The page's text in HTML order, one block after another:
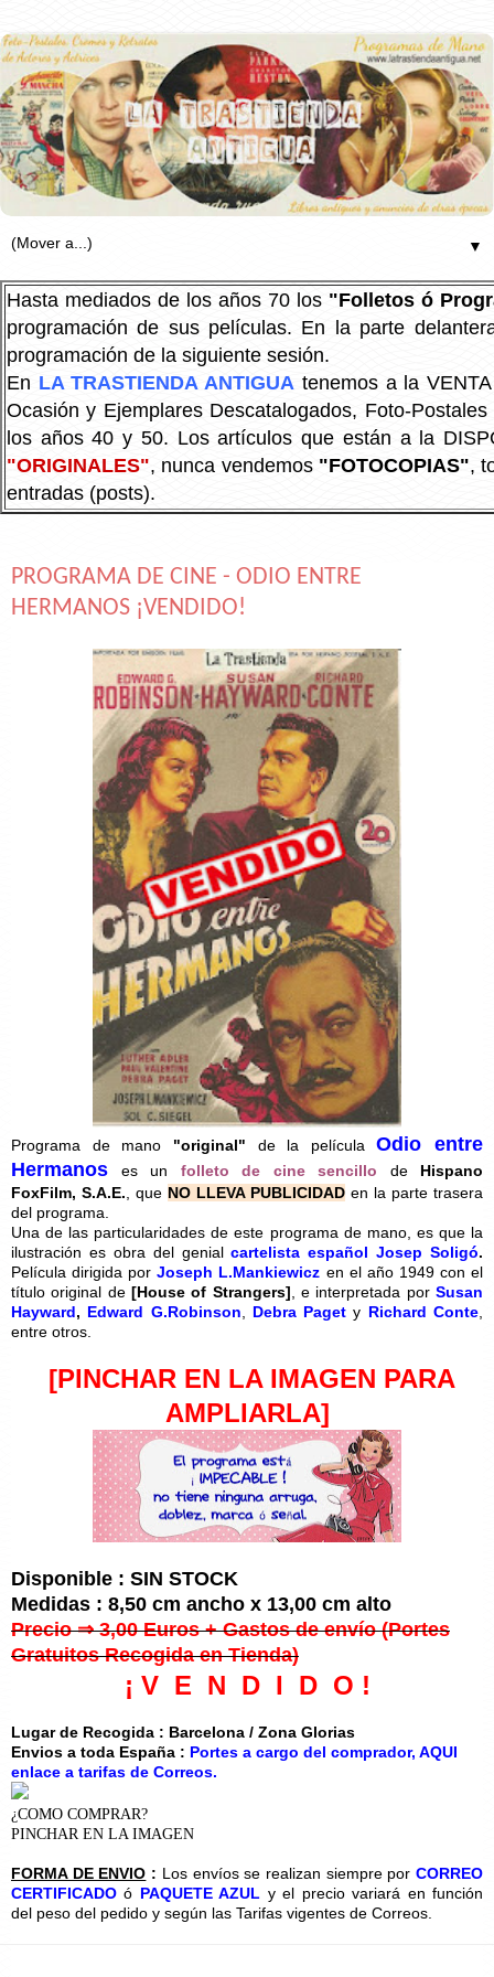
▼
Hasta mediados de los años 70 los "Folletos ó
programación de sus películas. En la parte
programación de la siguiente sesión.
En LA TRASTIENDA ANTIGUA tenemos a la
Ocasión y Ejemplares Descatalogados, Foto-
los años 40 y 50. Los artículos que están a la
"ORIGINALES", nunca vendemos "FOTOCOPIAS",
entradas (posts).
PROGRAMA DE CINE - ODIO ENTRE
HERMANOS ¡VENDIDO!
Programa de mano "original" de la películaOdio entre
Hermanos es un folleto de cine sencillo de Hispano
FoxFilm, S.A.E. , que NO LLEVA PUBLICIDAD en la parte trasera
del programa.
Una de las particularidades de este programa de mano, es que la
ilustración es obra del genialcartelista español Josep Soligó.
Película dirigida porJoseph L.Mankiewicz en el año 1949 con el
título original de [House of Strangers] , e interpretada porSusan
Hayward, Edward G.Robinson Debra Paget y Richard Conte
entre otros.
[PINCHAR EN LA IMAGEN PARA
AMPLIARLA]
Disponible : SIN STOCK
Medidas : 8,50 cm ancho x 13,00 cm alto
Precio ⇒ 3,00 Euros + Gastos de envío (Portes
Gratuitos Recogida en Tienda)
¡ V E N D I D O !
Lugar de Recogida : Barcelona / Zona Glorias
Envios a toda España : Portes a cargo del comprador, AQUI
enlace a tarifas de Correos.
¿COMO COMPRAR?
PINCHAR EN LA IMAGEN
FORMA DE ENVIO : Los envíos se realizan siempre porCORREO
CERTIFICADO ó PAQUETE AZUL y el precio variará en función
del peso del pedido y según las Tarifas vigentes de Correos.